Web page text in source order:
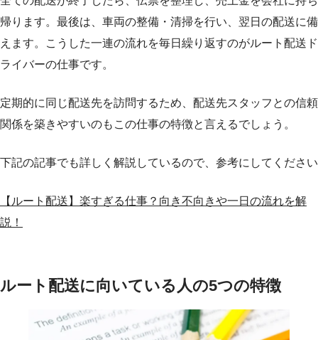
帰ります。 最後は、車両の整備・清掃を行い、翌日の配送に備
えます。
こうした一連の流れを毎日繰り返すのがルート配送ド
ライバーの仕事です。
定期的に同じ配送先を訪問するため、配送先スタッフとの信頼
関係を築きやすいのもこの仕事の特徴と言えるでしょう。
下記の記事でも詳しく解説しているので、参考にしてください
【ルート配送】楽すぎる仕事？向き不向きや一日の流れを解
説！
ルート配送に向いている人の5つの特徴